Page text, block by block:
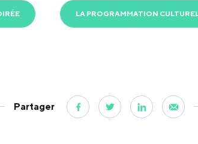
LA PROGRAMMATION
Partager